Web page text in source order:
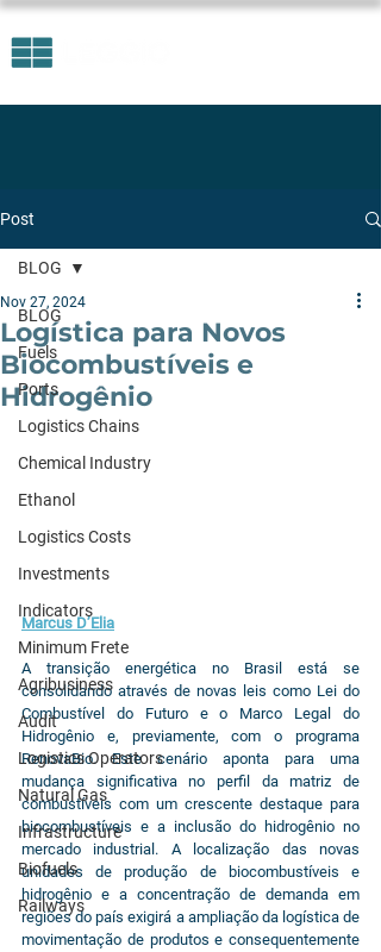
Post
BLOG
Fuels
Ports
Logistics Chains
Chemical Industry
Ethanol
Logistics Costs
Investments
Indicators
Minimum Frete
Agribusiness
Audit
Logistics Operators
Natural Gas
Infrastructure
Biofuels
Railways
BLOG
Logística para Novos
Biocombustíveis e
Hidrogênio
Nov 27, 2024
Marcus D’Elia
A transição energética no Brasil está se
consolidando através de novas leis como Lei do
Combustível do Futuro e o Marco Legal do
Hidrogênio e, previamente, com o programa
RenovaBio. Este cenário aponta para uma
mudança significativa no perfil da matriz de
combustíveis com um crescente destaque para
biocombustíveis e a inclusão do hidrogênio no
mercado industrial. A localização das novas
unidades de produção de biocombustíveis e
hidrogênio e a concentração de demanda em
regiões do país exigirá a ampliação da logística de
movimentação de produtos e consequentemente